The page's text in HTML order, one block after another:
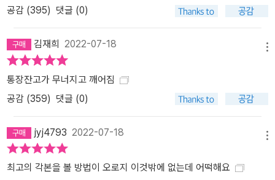
공감 (395) 댓글 (0)
김재희 2022-07-18
통장잔고가 무너지고 깨어짐
공감 (359) 댓글 (0)
jyj4793 2022-07-18
최고의 각본을 볼 방법이 오로지 이것밖에 없는데 어떡해요